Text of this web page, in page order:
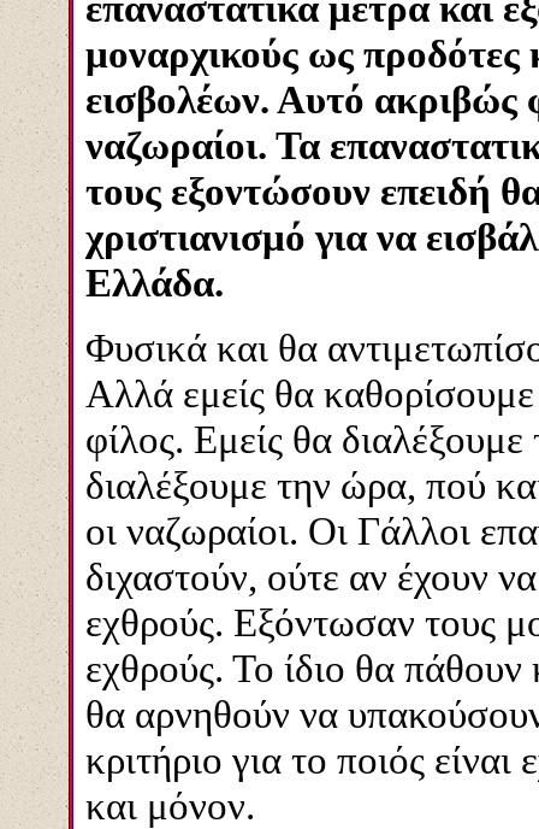
μοναρχικούς ως προδότες
εισβολέων. Αυτό ακριβώς
ναζωραίοι. Τα
τους εξοντώσουν επειδή
χριστιανισμό για να
Ελλάδα.
Φυσικά και θα
Αλλά εμείς θα καθορίσουμε
φίλος. Εμείς θα διαλέξουμε
διαλέξουμε την ώρα, πού
οι ναζωραίοι. Οι Γάλλοι
διχαστούν, ούτε αν έχουν
εχθρούς. Εξόντωσαν τους
εχθρούς. Το ίδιο θα
θα αρνηθούν να
κριτήριο για το ποιός
και μόνον.